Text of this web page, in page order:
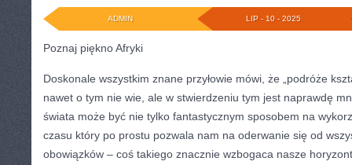
LIP - 10 - 2025
ADMIN
Poznaj piękno Afryki
Doskonale wszystkim znane przyłowie mówi, że „podróże
nawet o tym nie wie, ale w stwierdzeniu tym jest naprawdę
świata może być nie tylko fantastycznym sposobem na
czasu który po prostu pozwala nam na oderwanie się od
obowiązków – coś takiego znacznie wzbogaca nasze